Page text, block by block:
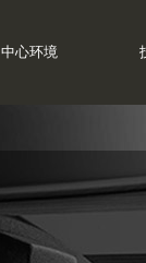
中心环境